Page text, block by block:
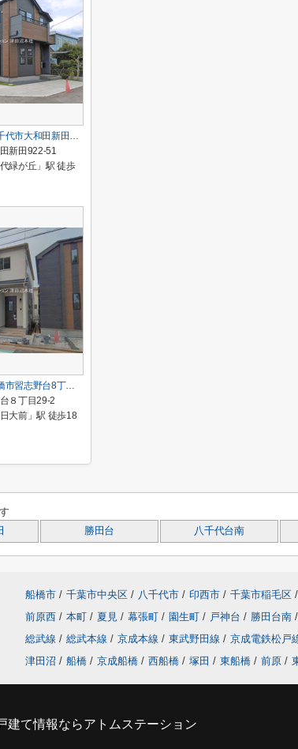
アトムセレクト八千代市大和田新田２期１号棟
新田922-51
緑が丘」駅 徒歩
アトムセレクト船橋市習志野台8丁目1905番B号棟
８丁目29-2
大前」駅 徒歩18
勝田台 八千代台南
船橋市 / 千葉市中央区 / 八千代市 / 印西市 / 千葉市稲毛区 /
前原西 / 本町 / 夏見 / 幕張町 / 園生町 / 戸神台 / 勝田台南 /
総武線 / 総武本線 / 京成本線 / 東武野田線 / 京成電鉄松戸
津田沼 / 船橋 / 京成船橋 / 西船橋 / 塚田 / 東船橋 / 前原 /
建て情報ならアトムステーション